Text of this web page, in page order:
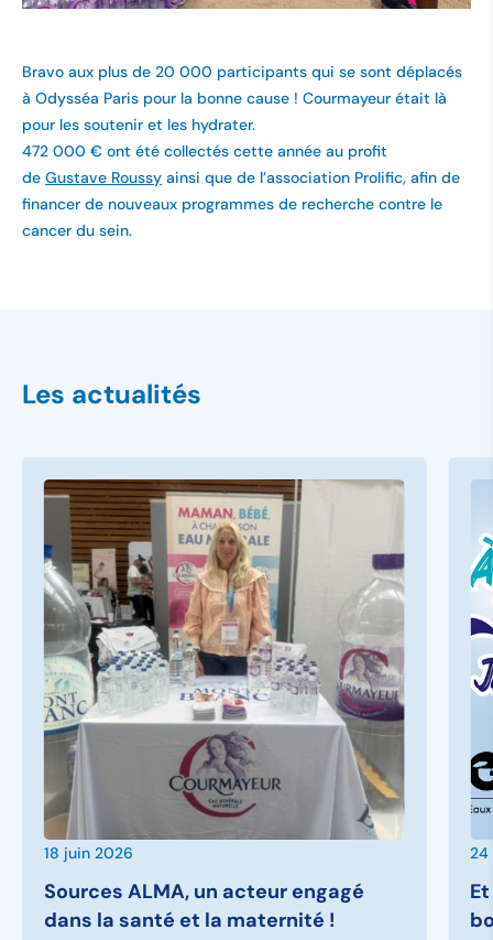
Bravo aux plus de 20 000 participants qui se sont déplacés
à Odysséa Paris pour la bonne cause ! Courmayeur était là
pour les soutenir et les hydrater.
472 000 € ont été collectés cette année au profit
de Gustave Roussy ainsi que de l’association Prolific, afin de
financer de nouveaux programmes de recherche contre le
cancer du sein.
Les actualités
18 juin 2026
Sources ALMA, un acteur engagé
dans la santé et la maternité !
24